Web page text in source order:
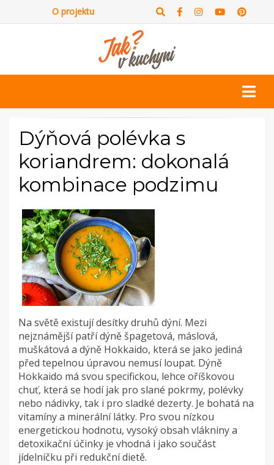
O projektu
Dýňová polévka s
koriandrem: dokonalá
kombinace podzimu
Na světě existují desítky druhů dýní. Mezi
nejznámější patří dýně špagetová, máslová,
muškátová a dýně Hokkaido, která se jako jediná
před tepelnou úpravou nemusí loupat. Dýně
Hokkaido má svou specifickou, lehce oříškovou
chuť, která se hodí jak pro slané pokrmy, polévky
nebo nádivky, tak i pro sladké dezerty. Je bohatá na
vitamíny a minerální látky. Pro svou nízkou
energetickou hodnotu, vysoký obsah vlákniny a
detoxikační účinky je vhodná i jako součást
jídelníčku při redukční dietě.